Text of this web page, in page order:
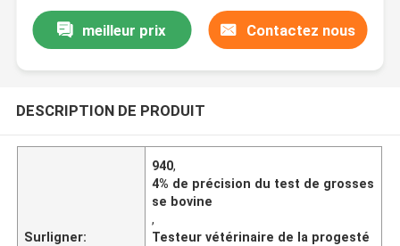
meilleur prix Contactez nous
DESCRIPTION DE PRODUIT
Surligner:
940,
4% de précision du test de grosses
se bovine
,
Testeur vétérinaire de la progesté